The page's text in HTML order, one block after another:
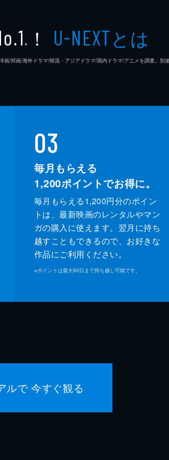
※ ！ U-NEXTとは
/邦画/海外ドラマ/韓流・アジアドラマ/国内ドラマ/アニメを調査。別途
03
毎月もらえる
1,200ポイントでお得に。
毎月もらえる1,200円分のポイン
トは、最新映画のレンタルやマン
ガの購入に使えます。翌月に持ち
越すこともできるので、お好きな
作品にご利用ください。
※ポイントは最大90日まで持ち越し可能です。
ルで 今すぐ観る